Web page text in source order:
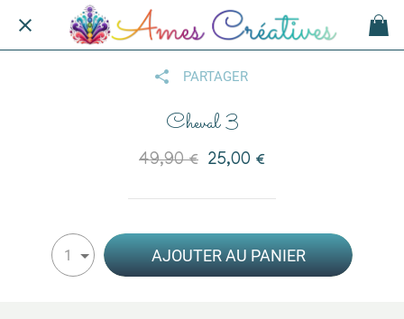
PARTAGER
Cheval 3
49,90 € 25,00 €
1 AJOUTER AU PANIER